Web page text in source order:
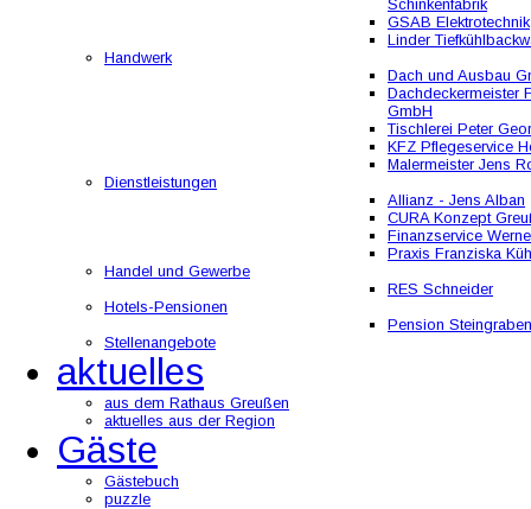
Schinkenfabrik
GSAB Elektrotechnik
Linder
Handwerk
Dach und Ausbau
Dachdeckermeister
GmbH
Tischlerei Peter
KFZ Pflegeservice
Malermeister Jens
Dienstleistungen
Allianz - Jens Alban
CURA Konzept
Finanzservice
Praxis Franziska
Handel und Gewerbe
RES Schneider
Hotels-Pensionen
Pension Steingraben
Stellenangebote
aktuelles
aus dem Rathaus Greußen
aktuelles aus der Region
Gäste
Gästebuch
puzzle